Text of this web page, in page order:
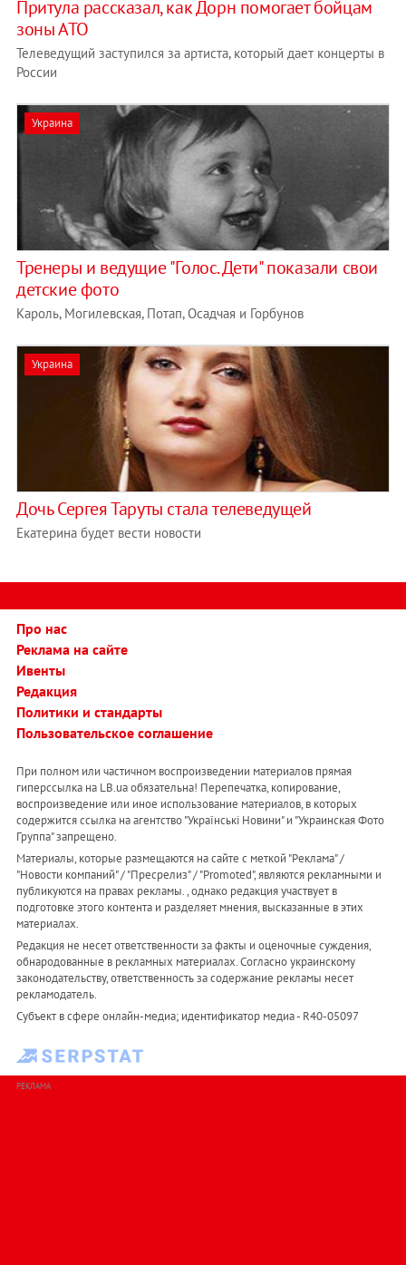
Притула рассказал, как Дорн помогает бойцам
зоны АТО
Телеведущий заступился за артиста, который дает концерты в
России
Украина
Тренеры и ведущие "Голос. Дети" показали свои
детские фото
Кароль, Могилевская, Потап, Осадчая и Горбунов
Украина
Дочь Сергея Таруты стала телеведущей
Екатерина будет вести новости
Про нас
Реклама на сайте
Ивенты
Редакция
Политики и стандарты
Пользовательское соглашение
При полном или частичном воспроизведении материалов прямая
гиперссылка на LB.ua обязательна! Перепечатка, копирование,
воспроизведение или иное использование материалов, в которых
содержится ссылка на агентство "Українськi Новини" и "Украинская Фото
Группа" запрещено.
Материалы, которые размещаются на сайте с меткой "Реклама" /
"Новости компаний" / "Пресрелиз" / "Promoted", являются рекламными и
публикуются на правах рекламы. , однако редакция участвует в
подготовке этого контента и разделяет мнения, высказанные в этих
материалах.
Редакция не несет ответственности за факты и оценочные суждения,
обнародованные в рекламных материалах. Согласно украинскому
законодательству, ответственность за содержание рекламы несет
рекламодатель.
Субъект в сфере онлайн-медиа; идентификатор медиа - R40-05097
РЕКЛАМА